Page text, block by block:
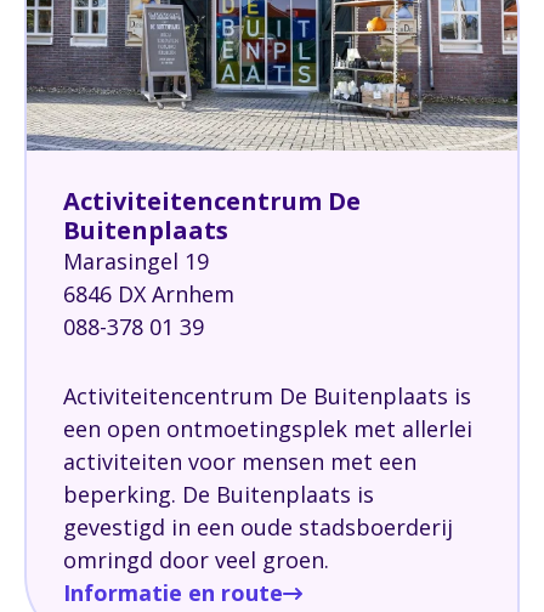
Activiteitencentrum De
Buitenplaats
Marasingel 19
6846 DX Arnhem
088-378 01 39
Activiteitencentrum De Buitenplaats is
een open ontmoetingsplek met allerlei
activiteiten voor mensen met een
beperking. De Buitenplaats is
gevestigd in een oude stadsboerderij
omringd door veel groen.
Informatie en route